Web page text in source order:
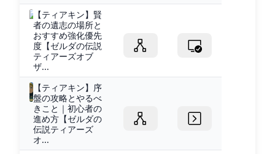
【ティアキン】賢
者の遺志の場所と
おすすめ強化優先
度【ゼルダの伝説
ティアーズオブ
ザ...
【ティアキン】序
盤の攻略とやるべ
きこと｜初心者の
進め方【ゼルダの
伝説ティアーズ
オ...